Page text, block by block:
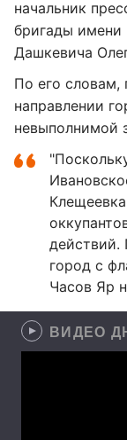
начальник
бригады имени
Дашкевича
По его словам,
направлении
невыполнимой
действий.
город с
Часов Яр
ВИДЕО